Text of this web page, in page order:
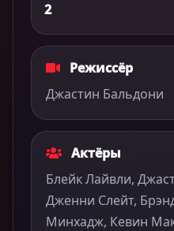
2
Режиссёр
Джастин Бальдони
Актёры
Блейк Лайвли,
Дженни Слейт,
Минхадж, Кевин